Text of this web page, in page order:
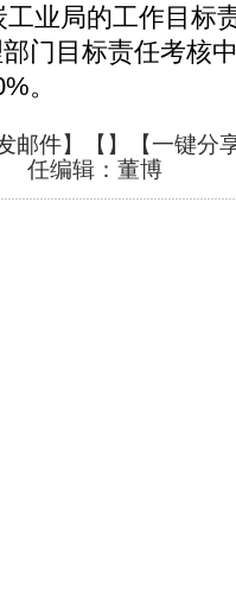
业局的工作目标
门目标责任考核
。
邮件】【 】
【一键分
任编辑：董博